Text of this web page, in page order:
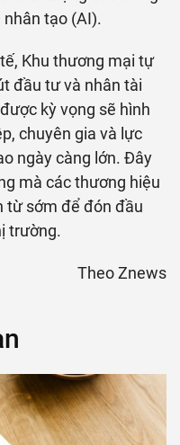
tạo (AI).
Khu thương mại tự
đầu tư và nhân tài
kỳ vọng sẽ hình
chuyên gia và lực
ngày càng lớn. Đây
mà các thương hiệu
từ sớm để đón đầu
trường.
Theo Znews